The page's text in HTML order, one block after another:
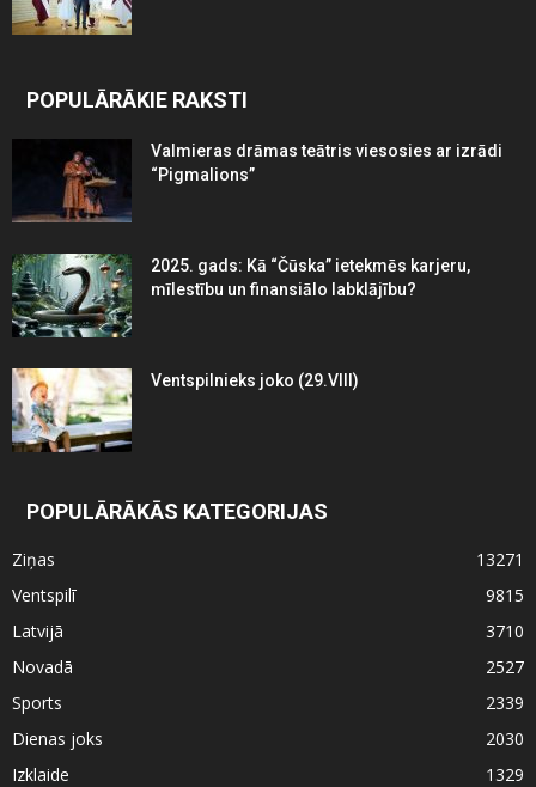
POPULĀRĀKIE RAKSTI
Valmieras drāmas teātris viesosies ar izrādi
“Pigmalions”
2025. gads: Kā “Čūska” ietekmēs karjeru,
mīlestību un finansiālo labklājību?
Ventspilnieks joko (29.VIII)
POPULĀRĀKĀS KATEGORIJAS
Ziņas
13271
Ventspilī
9815
Latvijā
3710
Novadā
2527
Sports
2339
Dienas joks
2030
Izklaide
1329